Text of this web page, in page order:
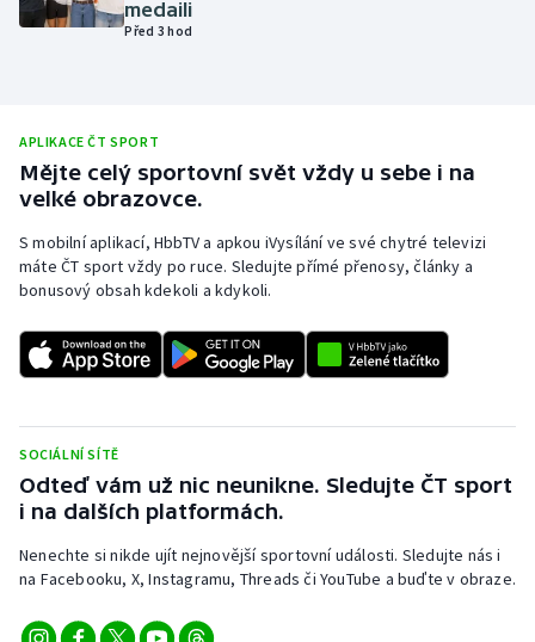
Rychlobruslení
Short track
Sportovní střelba
Triatlon
Veslování
Vodní slalom
Volejbal
medaili
Před 3 hod
APLIKACE ČT SPORT
Mějte celý sportovní svět vždy u sebe i na
velké obrazovce.
S mobilní aplikací, HbbTV a apkou iVysílání ve své chytré televizi
máte ČT sport vždy po ruce. Sledujte přímé přenosy, články a
bonusový obsah kdekoli a kdykoli.
SOCIÁLNÍ SÍTĚ
Odteď vám už nic neunikne. Sledujte ČT sport
i na dalších platformách.
Nenechte si nikde ujít nejnovější sportovní události. Sledujte nás i
na Facebooku, X, Instagramu, Threads či YouTube a buďte v obraze.